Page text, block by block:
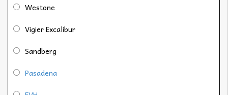
Westone
Vigier Excalibur
Sandberg
Pasadena